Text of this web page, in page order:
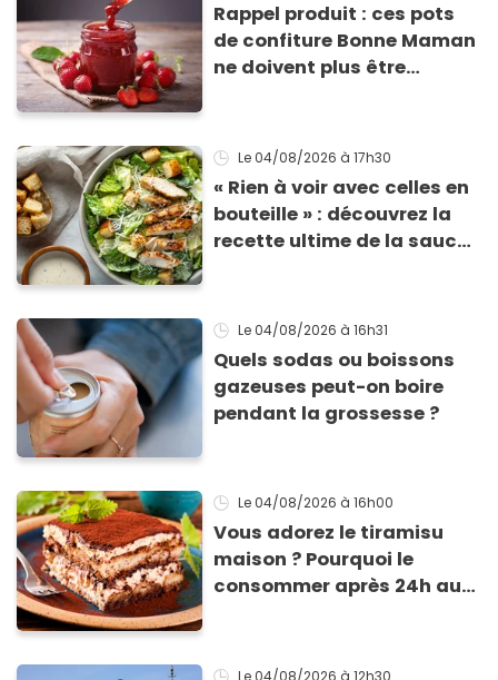
Rappel produit : ces pots
de confiture Bonne Maman
ne doivent plus être
morceaux de verre
Le 04/08/2026 à 17h30
« Rien à voir avec celles en
bouteille » : découvrez la
recette ultime de la sauce
Le 04/08/2026 à 16h31
Quels sodas ou boissons
gazeuses peut-on boire
pendant la grossesse ?
Le 04/08/2026 à 16h00
Vous adorez le tiramisu
maison ? Pourquoi le
consommer après 24h au
Le 04/08/2026 à 12h30